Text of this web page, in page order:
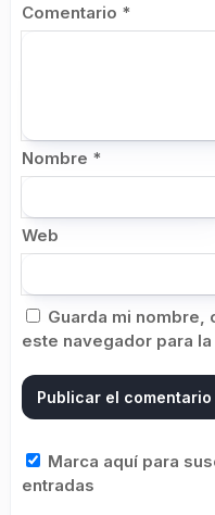
Comentario *
Nombre *
Web
Guarda mi
este navegador para
Marca aquí para
entradas